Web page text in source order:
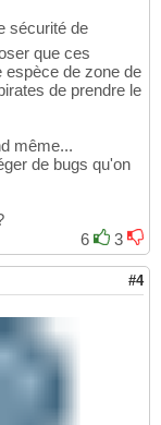
sécurité de
que ces
espèce de zone de
de prendre le
même...
de bugs qu'on
6
3
#4